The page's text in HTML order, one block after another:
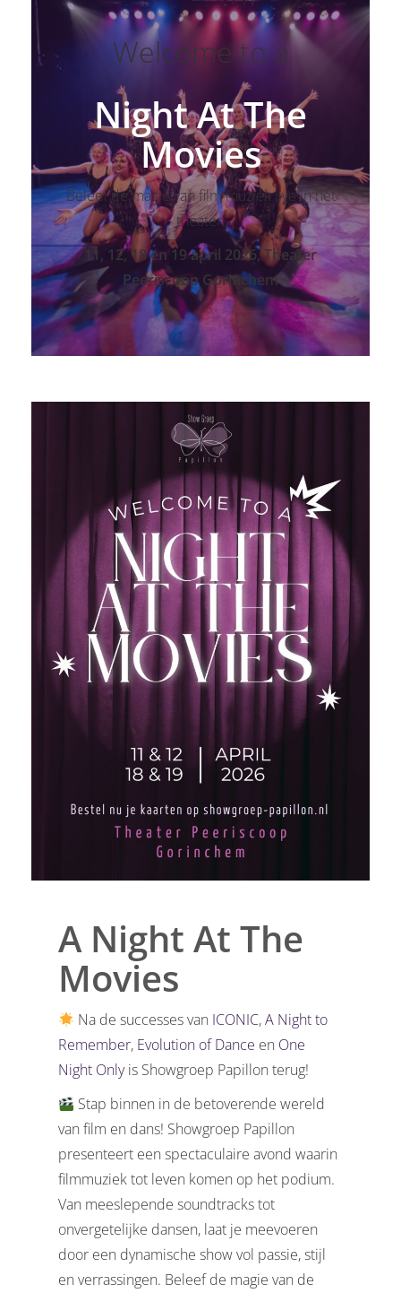
Welcome to a
Night At The
Movies
Beleef de magie van film muziek live in het
theater!
11, 12, 18 en 19 april 2026, Theater
Peeriscoop Gorinchem
A Night At The
Movies
Na de successes van ICONIC,A Night to
Remember, Evolution of Dance en One
Night Onlyis Showgroep Papillon terug!
Stap binnen in de betoverende wereld
van film en dans! Showgroep Papillon
presenteert een spectaculaire avond waarin
filmmuziek tot leven komen op het podium.
Van meeslepende soundtracks tot
onvergetelijke dansen, laat je meevoeren
door een dynamische show vol passie, stijl
en verrassingen. Beleef de magie van de